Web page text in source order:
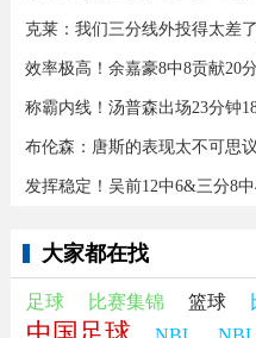
克莱：我们三分线外投得太差
效率极高！余嘉豪8中8贡献20
称霸内线！汤普森出场23分钟
布伦森：唐斯的表现太不可思
发挥稳定！吴前12中6&三分8
大家都在找
足球 比赛集锦 篮球